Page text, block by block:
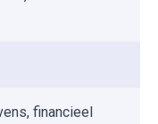
financieel